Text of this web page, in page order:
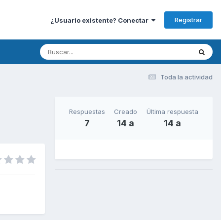
¿Usuario existente? Conectar Registrar
Toda la actividad
Respuestas
7
Creado
14 a
Última respuesta
14 a